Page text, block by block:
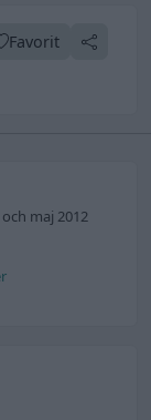
Favorit
maj 2012